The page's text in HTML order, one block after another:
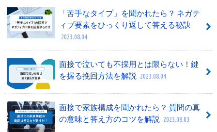
「苦手なタイプ」を聞かれたら？ ネガテ
ィブ要素をひっくり返して答える秘訣
2023.08.04
面接で泣いても不採用とは限らない！鍵
を握る挽回方法を解説
2023.08.04
面接で家族構成を聞かれたら？ 質問の真
の意味と答え方のコツを解説
2023.08.03